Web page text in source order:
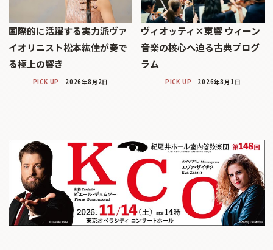
国際的に活躍する実力派ヴァ
イオリニスト松本紘佳が奏で
る極上の響き
PICK UP 2026年8月2日
ヴィオッティ×東響 ウィーン
音楽の核心へ迫る古典プログ
ラム
PICK UP 2026年8月1日